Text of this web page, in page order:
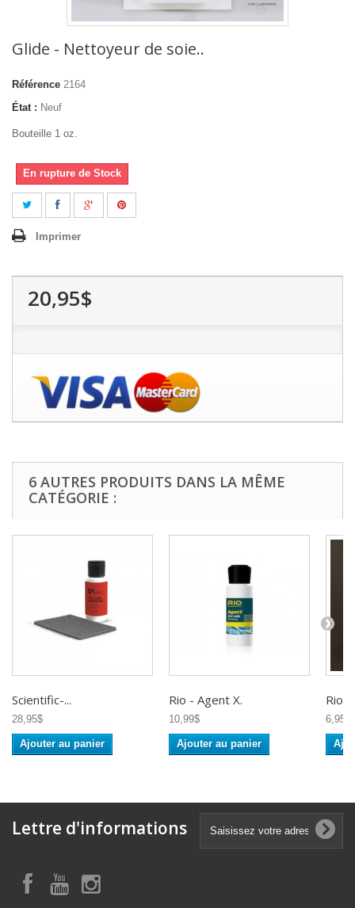
Glide - Nettoyeur de soie..
Référence 2164
État : Neuf
Bouteille 1 oz.
En rupture de Stock
Imprimer
20,95$
6 AUTRES PRODUITS DANS LA MÊME
CATÉGORIE :
Scientific-...
28,95$
Ajouter au panier
Rio - Agent X.
10,99$
Ajouter au panier
Rio -
6,95$
Lettre d'informations